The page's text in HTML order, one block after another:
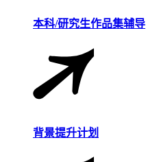
本科/研究生作品集辅导
背景提升计划